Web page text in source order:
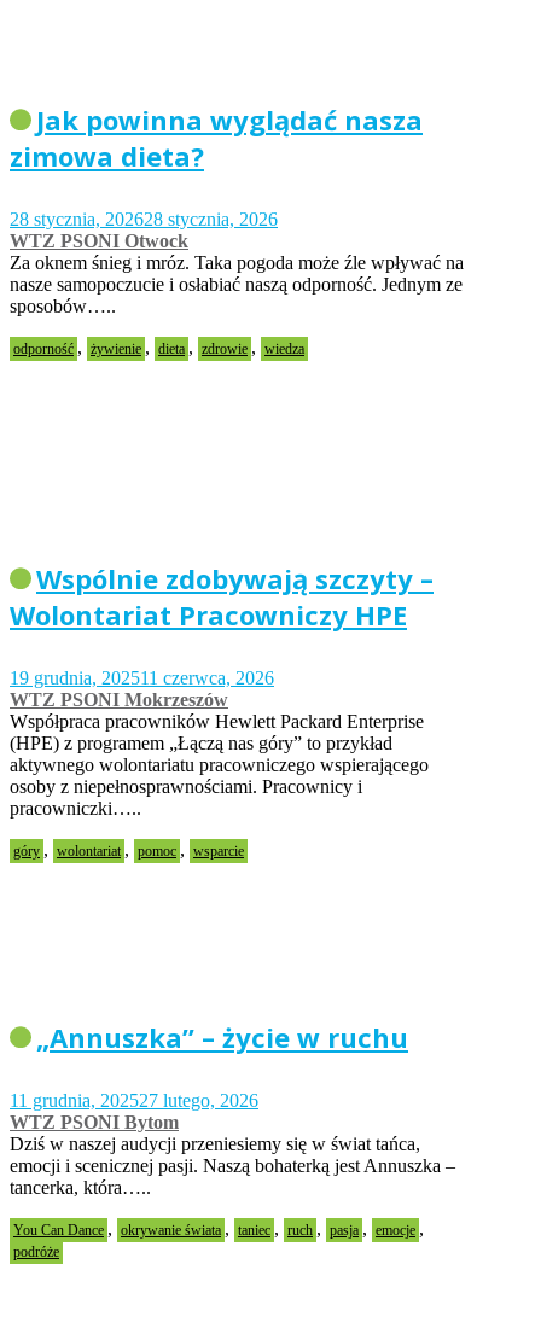
Jak powinna wyglądać nasza
zimowa dieta?
28 stycznia, 202628 stycznia, 2026
WTZ PSONI Otwock
Za oknem śnieg i mróz. Taka pogoda może źle wpływać na
nasze samopoczucie i osłabiać naszą odporność. Jednym ze
sposobów…..
odporność , żywienie , dieta , zdrowie , wiedza
Wspólnie zdobywają szczyty –
Wolontariat Pracowniczy HPE
19 grudnia, 202511 czerwca, 2026
WTZ PSONI Mokrzeszów
Współpraca pracowników Hewlett Packard Enterprise
(HPE) z programem „Łączą nas góry” to przykład
aktywnego wolontariatu pracowniczego wspierającego
osoby z niepełnosprawnościami. Pracownicy i
pracowniczki…..
góry , wolontariat , pomoc , wsparcie
„Annuszka” – życie w ruchu
11 grudnia, 202527 lutego, 2026
WTZ PSONI Bytom
Dziś w naszej audycji przeniesiemy się w świat tańca,
emocji i scenicznej pasji. Naszą bohaterką jest Annuszka –
tancerka, która…..
You Can Dance , okrywanie świata , taniec , ruch , pasja , emocje ,
podróże